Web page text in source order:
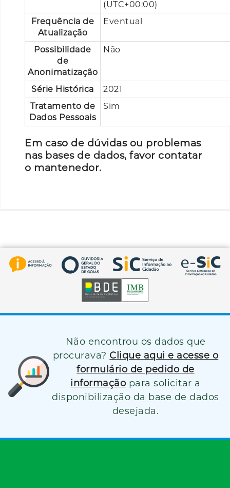
(UTC+00:00)
Frequência de
Atualização
Eventual
Possibilidade
de
Anonimatização
Não
Série Histórica
2021
Tratamento de
Dados Pessoais
Sim
Em caso de dúvidas ou problemas
nas bases de dados, favor contatar
o mantenedor.
Não encontrou os dados que
procurava? Clique aqui e acesse o
formulário de pedido de
informação para solicitar a
disponibilização da base de dados
desejada.